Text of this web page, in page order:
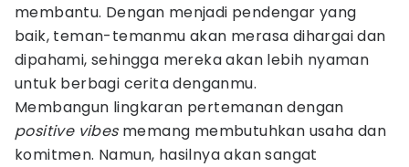
membantu. Dengan menjadi pendengar yang
baik, teman-temanmu akan merasa dihargai dan
dipahami, sehingga mereka akan lebih nyaman
untuk berbagi cerita denganmu.
Membangun lingkaran pertemanan dengan
positive vibesmemang membutuhkan usaha dan
komitmen. Namun, hasilnya akan sangat